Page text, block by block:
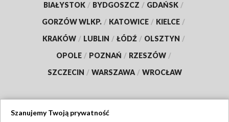
BIAŁYSTOK / BYDGOSZCZ / GDAŃSK /
GORZÓW WLKP. / KATOWICE / KIELCE /
KRAKÓW / LUBLIN / ŁÓDŹ / OLSZTYN /
OPOLE / POZNAŃ / RZESZÓW /
SZCZECIN / WARSZAWA / WROCŁAW
Szanujemy Twoją prywatność